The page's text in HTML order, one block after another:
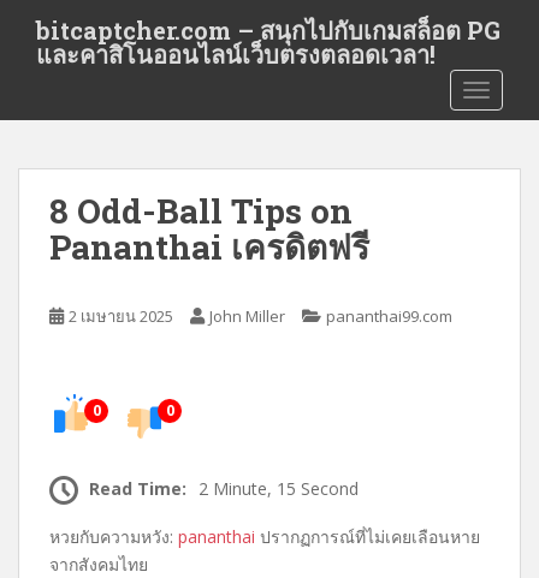
t
bitcaptcher.com – สนุกไปกับเกมสล็อต PG
และคาสิโนออนไลน์เว็บตรงตลอดเวลา!
8 Odd-Ball Tips on
Pananthai เครดิตฟรี
2 เมษายน 2025 John Miller pananthai99.com
0 0
Read Time: 2 Minute, 15 Second
หวยกับความหวัง: pananthai ปรากฏการณ์ที่ไม่เคยเลือนหาย
จากสังคมไทย